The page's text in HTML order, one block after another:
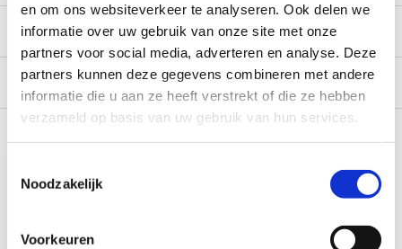
en om ons websiteverkeer te analyseren. Ook delen we
informatie over uw gebruik van onze site met onze
partners voor social media, adverteren en analyse. Deze
partners kunnen deze gegevens combineren met andere
informatie die u aan ze heeft verstrekt of die ze hebben
verzameld op basis van uw gebruik van hun services.
Noodzakelijk
Voorkeuren
Specificaties
Reviews 0/10
Recent bekeken